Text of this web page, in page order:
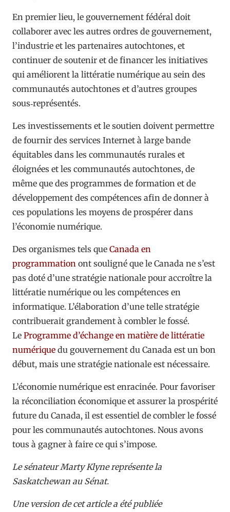
En premier lieu, le gouvernement fédéral doit
collaborer avec les autres ordres de gouvernement,
l’industrie et les partenaires autochtones, et
continuer de soutenir et de financer les initiatives
qui améliorent la littératie numérique au sein des
communautés autochtones et d’autres groupes
sous‑représentés.
Les investissements et le soutien doivent permettre
de fournir des services Internet à large bande
équitables dans les communautés rurales et
éloignées et les communautés autochtones, de
même que des programmes de formation et de
développement des compétences afin de donner à
ces populations les moyens de prospérer dans
l’économie numérique.
Des organismes tels que Canada en
programmation ont souligné que le Canada ne s’est
pas doté d’une stratégie nationale pour accroître la
littératie numérique ou les compétences en
informatique. L’élaboration d’une telle stratégie
contribuerait grandement à combler le fossé.
Le Programme d’échange en matière de littératie
numérique du gouvernement du Canada est un bon
début, mais une stratégie nationale est nécessaire.
L’économie numérique est enracinée. Pour favoriser
la réconciliation économique et assurer la prospérité
future du Canada, il est essentiel de combler le fossé
pour les communautés autochtones. Nous avons
tous à gagner à faire ce qui s’impose.
Le sénateurMarty Klynereprésente la
Saskatchewan au Sénat.
Une version de cet article a été publiée